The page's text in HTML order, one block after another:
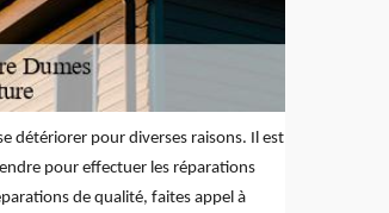
détériorer pour diverses raisons. Il est
pour effectuer les réparations
de qualité, faites appel à